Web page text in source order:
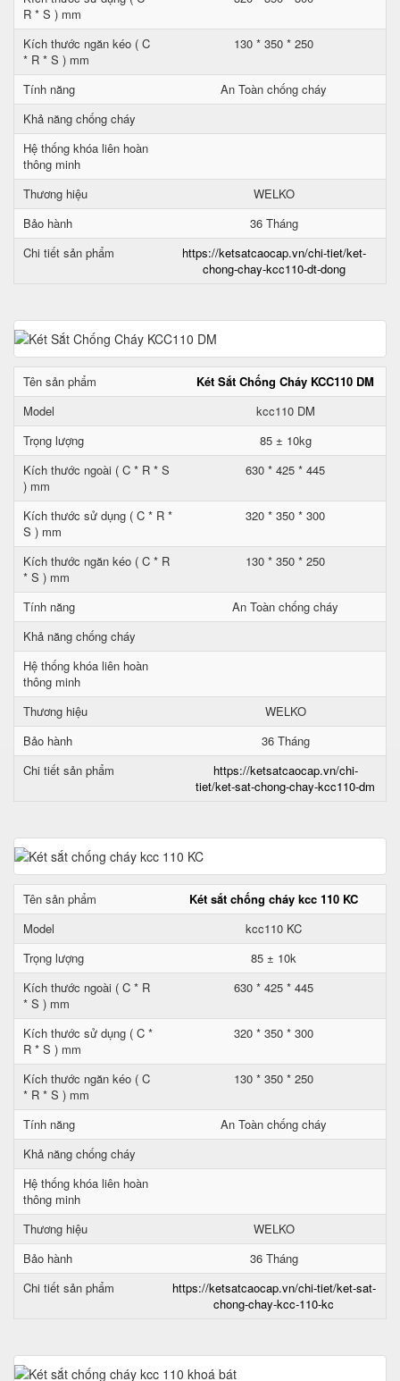
R * S ) mm
Kích thước ngăn kéo ( C
* R * S ) mm
130 * 350 * 250
Tính năng
An Toàn chống cháy
Khả năng chống cháy
Hệ thống khóa liên hoàn
thông minh
Thương hiệu
WELKO
Bảo hành
36 Tháng
Chi tiết sản phẩm
https://ketsatcaocap.vn/chi-tiet/ket-
chong-chay-kcc110-dt-dong
Tên sản phẩm
Két Sắt Chống Cháy KCC110 DM
Model
kcc110 DM
Trọng lượng
85 ± 10kg
Kích thước ngoài ( C * R * S
) mm
630 * 425 * 445
Kích thước sử dụng ( C * R *
S ) mm
320 * 350 * 300
Kích thước ngăn kéo ( C * R
* S ) mm
130 * 350 * 250
Tính năng
An Toàn chống cháy
Khả năng chống cháy
Hệ thống khóa liên hoàn
thông minh
Thương hiệu
WELKO
Bảo hành
36 Tháng
Chi tiết sản phẩm
https://ketsatcaocap.vn/chi-
tiet/ket-sat-chong-chay-kcc110-dm
Tên sản phẩm
Két sắt chống cháy kcc 110 KC
Model
kcc110 KC
Trọng lượng
85 ± 10k
Kích thước ngoài ( C * R
* S ) mm
630 * 425 * 445
Kích thước sử dụng ( C *
R * S ) mm
320 * 350 * 300
Kích thước ngăn kéo ( C
* R * S ) mm
130 * 350 * 250
Tính năng
An Toàn chống cháy
Khả năng chống cháy
Hệ thống khóa liên hoàn
thông minh
Thương hiệu
WELKO
Bảo hành
36 Tháng
Chi tiết sản phẩm
https://ketsatcaocap.vn/chi-tiet/ket-sat-
chong-chay-kcc-110-kc